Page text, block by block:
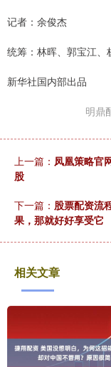
记者：余俊杰
统筹：林晖、郭宝江、
新华社国内部出品
明鼎
上一篇： 凤凰策略官
股
下一篇： 股票配资流
果，那就好好享受它
相关文章